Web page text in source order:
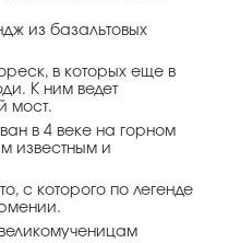
из базальтовых
в которых еще в
К ним ведет
мост.
в 4 веке на горном
известным и
с которого по легенде